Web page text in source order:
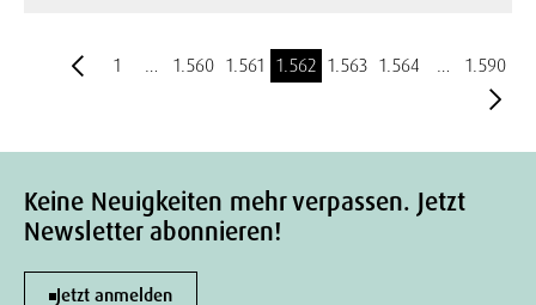
1 … 1.560 1.561 1.562 1.563 1.564 … 1.590
Keine Neuigkeiten mehr verpassen. Jetzt
Newsletter abonnieren!
Jetzt anmelden